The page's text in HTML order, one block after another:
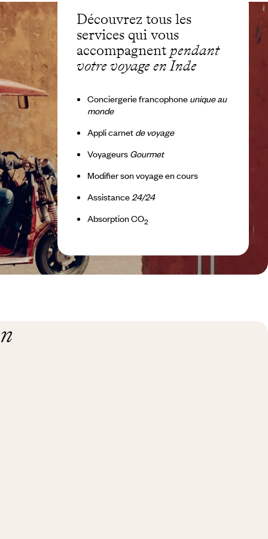
Découvrez tous les
services qui vous
accompagnent pendant
votre voyage en Inde
Conciergerie francophone unique au
monde
Appli carnet de voyage
Voyageurs Gourmet
Modifier son voyage en cours
Assistance 24/24
Absorption CO2